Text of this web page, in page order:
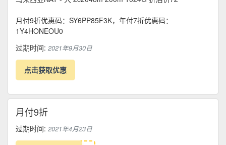
月付9折优惠码：SY6PP85F3K，年付7折优惠码：
1Y4HONEOU0
过期时间: 2021年9月30日
点击获取优惠
月付9折
过期时间: 2021年4月23日